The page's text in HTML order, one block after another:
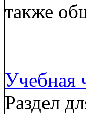
также
Учебная
Раздел